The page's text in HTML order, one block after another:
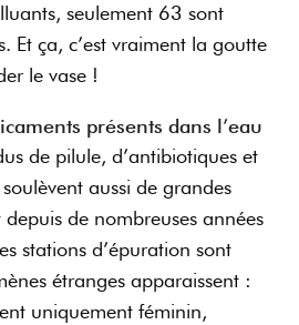
seulement 63 sont
Et ça, c’est vraiment la goutte
le vase !
présents dans l’eau
de pilule, d’antibiotiques et
aussi de grandes
de nombreuses années
stations d’épuration sont
étranges apparaissent :
uniquement féminin,